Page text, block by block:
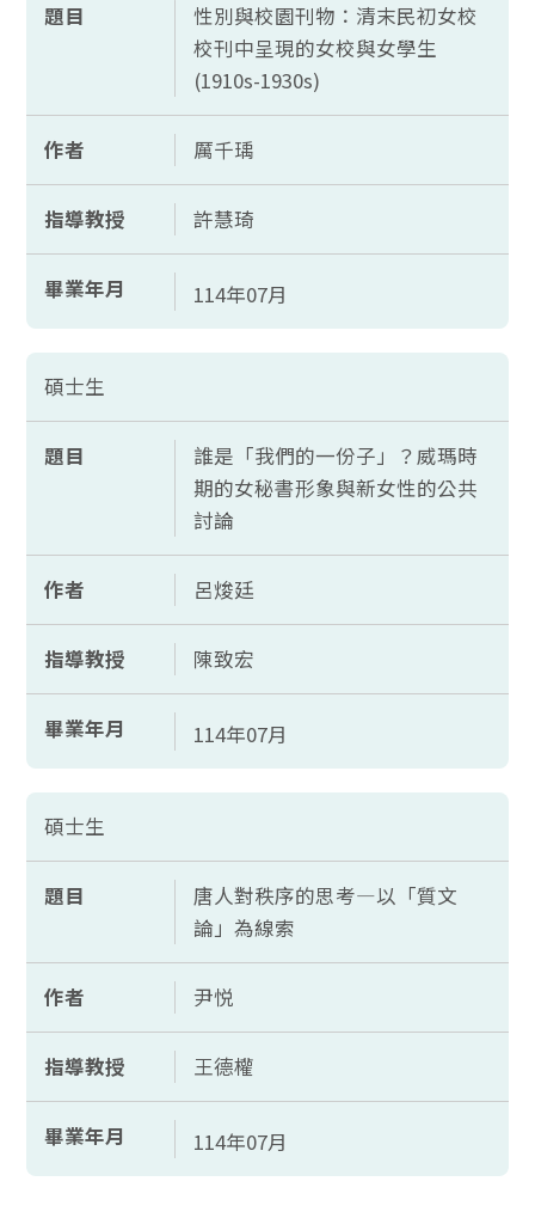
題目
性別與校園刊物：清末民初女校
校刊中呈現的女校與女學生
(1910s-1930s)
作者 厲千瑀
指導教授 許慧琦
畢業年月 114年07月
碩士生
題目
誰是「我們的一份子」？威瑪時
期的女秘書形象與新女性的公共
討論
作者 呂焌廷
指導教授 陳致宏
畢業年月 114年07月
碩士生
題目
唐人對秩序的思考—以「質文
論」為線索
作者 尹悦
指導教授 王德權
畢業年月 114年07月